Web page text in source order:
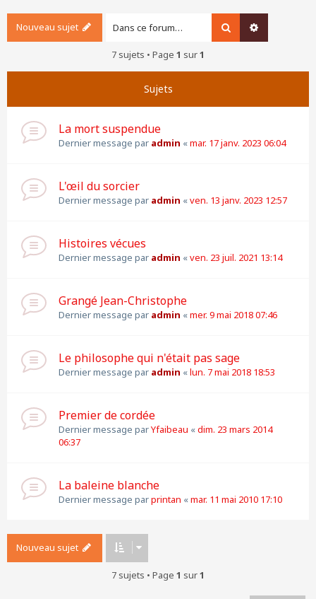
Nouveau sujet Rechercher
7 sujets • Page 1 sur1
Sujets
La mort suspendue
Dernier message par admin «mar. 17 janv. 2023 06:04
L'œil du sorcier
Dernier message par admin «ven. 13 janv. 2023 12:57
Histoires vécues
Dernier message par admin «ven. 23 juil. 2021 13:14
Grangé Jean-Christophe
Dernier message par admin «mer. 9 mai 2018 07:46
Le philosophe qui n'était pas sage
Dernier message par admin «lun. 7 mai 2018 18:53
Premier de cordée
Dernier message parYfaibeau «dim. 23 mars 2014
06:37
La baleine blanche
Dernier message parprintan «mar. 11 mai 2010 17:10
Nouveau sujet
7 sujets • Page 1 sur1